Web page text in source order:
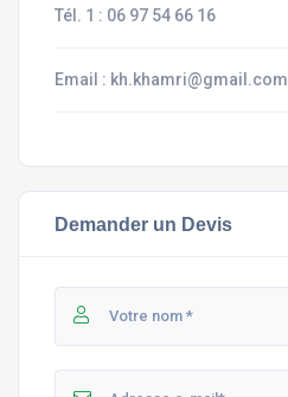
Tél. 1 : 06 97 54 66 16
Email : kh.khamri@gmail.com
Demander un Devis